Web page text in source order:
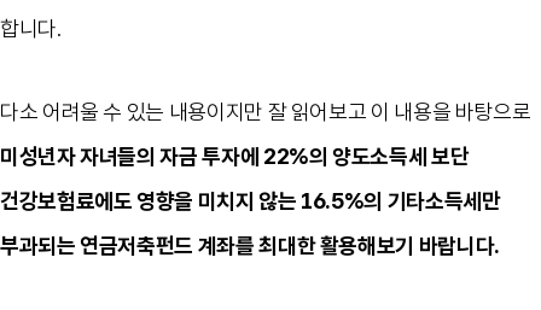
합니다.
다소 어려울 수 있는 내용이지만 잘 읽어보고 이 내용을 바탕으로
미성년자 자녀들의 자금 투자에 22%의 양도소득세 보단
건강보험료에도 영향을 미치지 않는 16.5%의 기타소득세만
부과되는 연금저축펀드 계좌를 최대한 활용해보기 바랍니다.